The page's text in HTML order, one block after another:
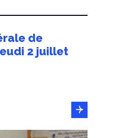
de
2 juillet